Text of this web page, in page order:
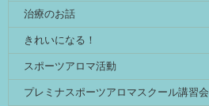
治療のお話
きれいになる！
スポーツアロマ活動
プレミナスポーツアロマスクール講習会